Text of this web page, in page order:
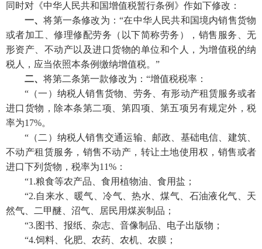
同时对《中华人民共和国增值税暂行条例》作如下修改：
一、将第一条修改为：“在中华人民共和国境内销售货物
或者加工、修理修配劳务（以下简称劳务），销售服务、无
形资产、不动产以及进口货物的单位和个人，为增值税的纳
税人，应当依照本条例缴纳增值税。”
二、 将第二条第一款修改为：“增值税税率：
“（一）纳税人销售货物、劳务、有形动产租赁服务或者
进口货物，除本条第二项、第四项、第五项另有规定外，税
率为17%。
“（二）纳税人销售交通运输、邮政、基础电信、建筑、
不动产租赁服务，销售不动产，转让土地使用权，销售或者
进口下列货物，税率为11%：
“1.粮食等农产品、食用植物油、食用盐；
“2.自来水、暖气、冷气、热水、煤气、石油液化气、天
然气、二甲醚、沼气、居民用煤炭制品；
“3.图书、报纸、杂志、音像制品、电子出版物；
“4.饲料、化肥、农药、农机、农膜；